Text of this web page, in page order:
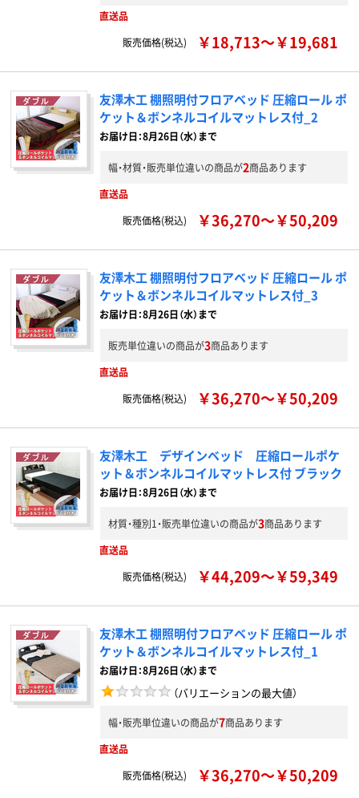
直送品
販売価格(税込)
￥18,713～￥19,681
友澤木工 棚照明付フロアベッド 圧縮ロール ポ
ケット＆ボンネルコイルマットレス付_2
お届け日：8月26日（水）まで
幅・材質・販売単位違いの商品が2商品あります
直送品
販売価格(税込)
￥36,270～￥50,209
友澤木工 棚照明付フロアベッド 圧縮ロール ポ
ケット＆ボンネルコイルマットレス付_3
お届け日：8月26日（水）まで
販売単位違いの商品が3商品あります
直送品
販売価格(税込)
￥36,270～￥50,209
友澤木工 デザインベッド 圧縮ロールポケ
ット＆ボンネルコイルマットレス付 ブラック
お届け日：8月26日（水）まで
材質・種別1・販売単位違いの商品が3商品あります
直送品
販売価格(税込)
￥44,209～￥59,349
友澤木工 棚照明付フロアベッド 圧縮ロール ポ
ケット＆ボンネルコイルマットレス付_1
お届け日：8月26日（水）まで
（バリエーションの最大値）
幅・販売単位違いの商品が7商品あります
直送品
販売価格(税込)
￥36,270～￥50,209